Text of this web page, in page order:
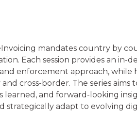
mandates country by
Each session provides an in-
enforcement approach, while
cross-border. The series aims
learned, and forward-looking
strategically adapt to evolving